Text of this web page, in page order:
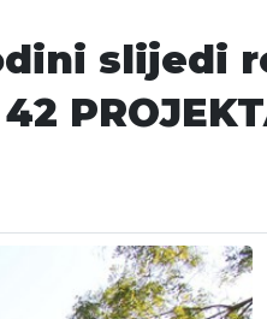
slijedi